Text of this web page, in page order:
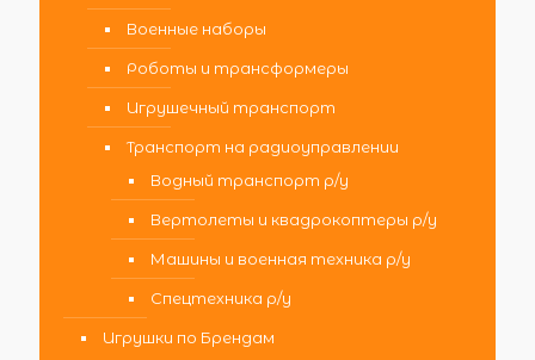
Военные наборы
Роботы и трансформеры
Игрушечный транспорт
Транспорт на радиоуправлении
Водный транспорт р/у
Вертолеты и квадрокоптеры р/у
Машины и военная техника р/у
Спецтехника р/у
Игрушки по Брендам